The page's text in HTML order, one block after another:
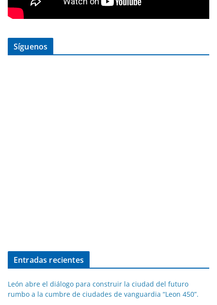
Síguenos
Entradas recientes
León abre el diálogo para construir la ciudad del futuro
rumbo a la cumbre de ciudades de vanguardia “Leon 450”.